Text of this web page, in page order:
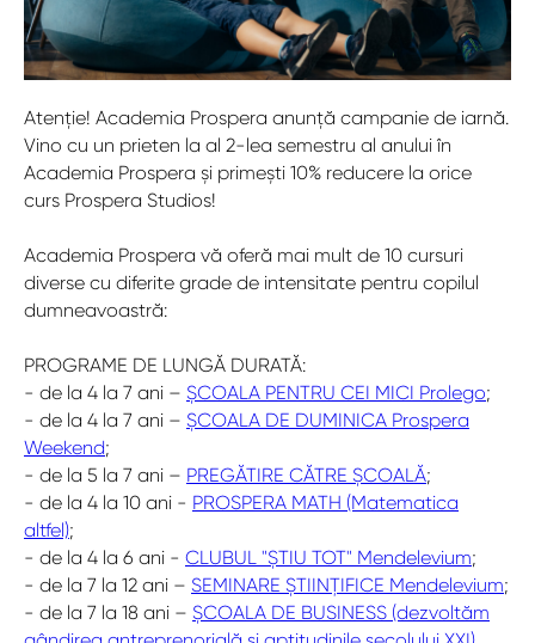
Atenție! Academia Prospera anunță campanie de iarnă.
Vino cu un prieten la al 2-lea semestru al anului în
Academia Prospera și primești 10% reducere la orice
curs Prospera Studios!
Academia Prospera vă oferă mai mult de 10 cursuri
diverse cu diferite grade de intensitate pentru copilul
dumneavoastră:
PROGRAME DE LUNGĂ DURATĂ:
- de la 4 la 7 ani – ȘCOALA PENTRU CEI MICI Prolego;
- de la 4 la 7 ani – ȘCOALA DE DUMINICA Prospera
Weekend;
- de la 5 la 7 ani – PREGĂTIRE CĂTRE ȘCOALĂ;
- de la 4 la 10 ani - PROSPERA MATH (Matematica
altfel);
- de la 4 la 6 ani - CLUBUL "ȘTIU TOT" Mendelevium;
- de la 7 la 12 ani – SEMINARE ȘTIINȚIFICE Mendelevium;
- de la 7 la 18 ani – ȘCOALA DE BUSINESS (dezvoltăm